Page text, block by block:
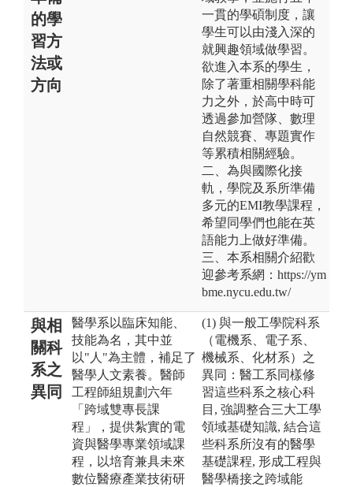
的學
習方
法或
方向
一貫的學碩制度，讓
學生可以由淺入深的
就興趣領域做學習。
欲進入本系的學生，
除了著重相關學科能
力之外，於高中時可
透過參加營隊、數理
自然競賽、專題實作
等累積相關經驗。
二、為與國際化接
軌，學院及系所準備
多元的EMI教學課程，
希望同學們也能在英
語能力上做好準備。
三、本系相關介紹歡
迎參考系網：https://ym
bme.nycu.edu.tw/
與相
關科
系之
異同
醫學系以臨床知能、
技能為名，其中並
以"人"為主體，補足了
醫學人文素養。醫師
工程師組規劃六年
「跨域雙專長課
程」，提供紮實的電
資與醫學專業領域課
程，以培育兼具未來
數位醫療產業技術研
(1) 與一般工學院科系
（電機系、電子系、
機械系、化材系）之
異同：醫工系同樣修
習這些科系之核心科
目, 強調整合三大工學
領域基礎知識, 結合這
些科系所沒有的醫學
基礎課程, 形成工程與
醫學橋接之跨域能